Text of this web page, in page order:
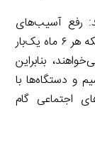
رفع آسیب‌های
اجتماعی همواره مورد تاکید رهبری است، کما اینکه هر ۶ ماه یک‌بار
بنابراین
و دستگاه‌ها با
اجتماعی گام